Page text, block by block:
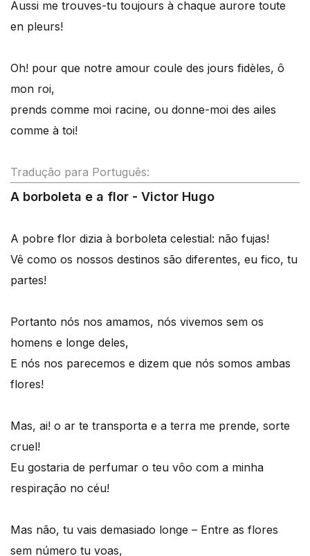
Aussi me trouves-tu toujours à chaque aurore toute
en pleurs!
Oh! pour que notre amour coule des jours fidèles, ô
mon roi,
prends comme moi racine, ou donne-moi des ailes
comme à toi!
Tradução para Português:
A borboleta e a flor - Victor Hugo
A pobre flor dizia à borboleta celestial: não fujas!
Vê como os nossos destinos são diferentes, eu fico, tu
partes!
Portanto nós nos amamos, nós vivemos sem os
homens e longe deles,
E nós nos parecemos e dizem que nós somos ambas
flores!
Mas, ai! o ar te transporta e a terra me prende, sorte
cruel!
Eu gostaria de perfumar o teu vôo com a minha
respiração no céu!
Mas não, tu vais demasiado longe – Entre as flores
sem número tu voas,